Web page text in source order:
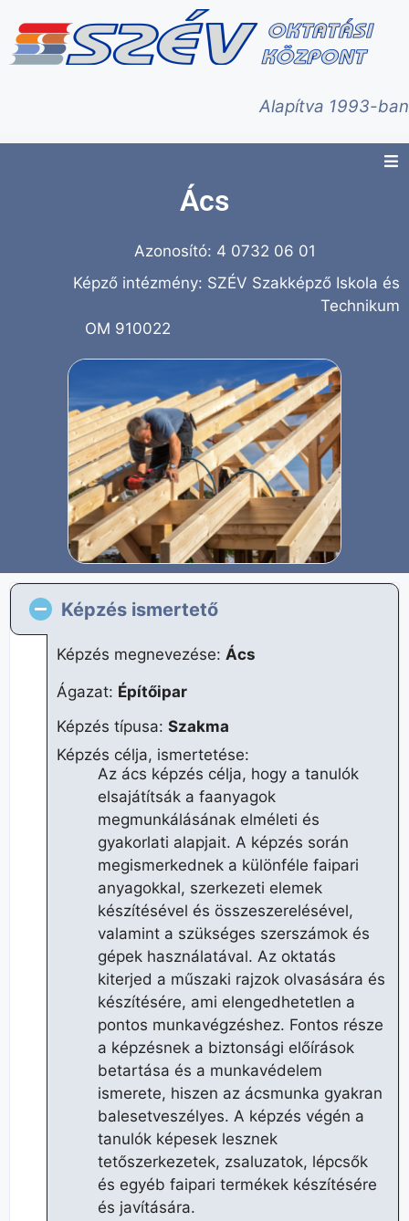
Alapítva 1993-ban
Ács
Azonosító: 4 0732 06 01
Képző intézmény: SZÉV Szakképző Iskola és
Technikum
OM 910022
Képzés ismertető
Képzés megnevezése: Ács
Ágazat: Építőipar
Képzés típusa: Szakma
Képzés célja, ismertetése:
Az ács képzés célja, hogy a tanulók
elsajátítsák a faanyagok
megmunkálásának elméleti és
gyakorlati alapjait. A képzés során
megismerkednek a különféle faipari
anyagokkal, szerkezeti elemek
készítésével és összeszerelésével,
valamint a szükséges szerszámok és
gépek használatával. Az oktatás
kiterjed a műszaki rajzok olvasására és
készítésére, ami elengedhetetlen a
pontos munkavégzéshez. Fontos része
a képzésnek a biztonsági előírások
betartása és a munkavédelem
ismerete, hiszen az ácsmunka gyakran
balesetveszélyes. A képzés végén a
tanulók képesek lesznek
tetőszerkezetek, zsaluzatok, lépcsők
és egyéb faipari termékek készítésére
és javítására.